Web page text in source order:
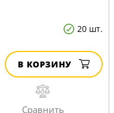
20 шт.
В КОРЗИНУ